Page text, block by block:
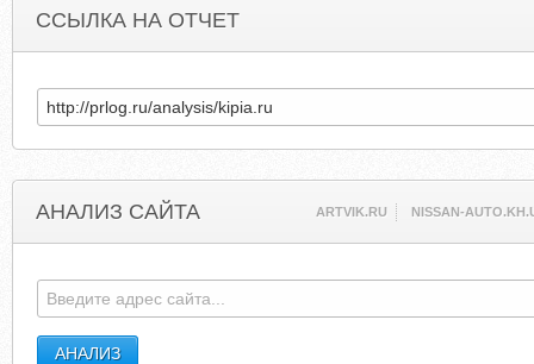
ССЫЛКА НА ОТЧЕТ
АНАЛИЗ САЙТА ARTVIK.RU NISSAN-